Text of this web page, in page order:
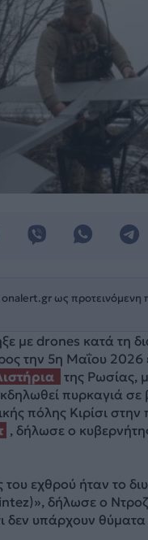
ως προτεινόμενη
με drones κατά τη
την 5η Μαΐου
της Ρωσίας,
πυρκαγιά σε
πόλης Κιρίσι στην
, δήλωσε ο
εχθρού ήταν το
δήλωσε ο
δεν υπάρχουν